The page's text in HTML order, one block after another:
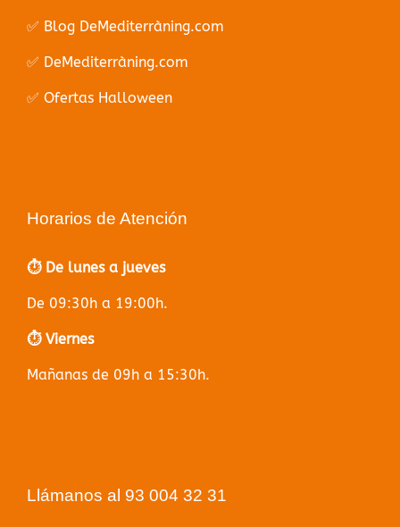
✅ Blog DeMediterràning.com
✅ DeMediterràning.com
✅ Ofertas Halloween
Horarios de Atención
⏱️ De lunes a jueves
De 09:30h a 19:00h.
⏱️ Viernes
Mañanas de 09h a 15:30h.
Llámanos al 93 004 32 31